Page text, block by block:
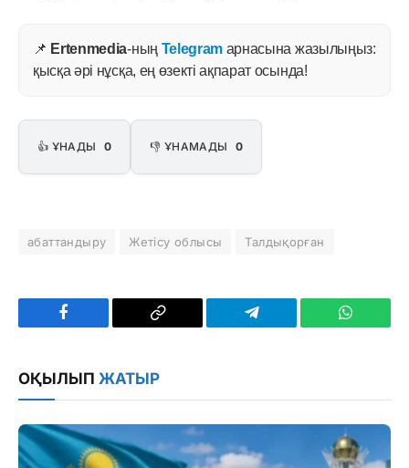
📌 Ertenmedia-ның Telegram арнасына жазылыңыз:
қысқа әрі нұсқа, ең өзекті ақпарат осында!
👍 ҰНАДЫ 0 👎 ҰНАМАДЫ 0
абаттандыру Жетісу облысы Талдықорған
Facebook
Copy
Telegram
ОҚЫЛЫП ЖАТЫР